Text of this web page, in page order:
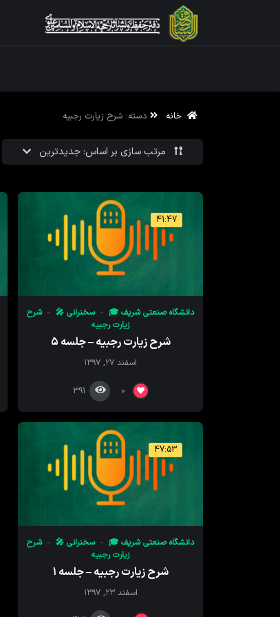
خانه دسته: شرح زیارت رجبیه
مرتب سازی بر اساس: جدیدترین
41:47
دانشگاه صنعتی شریف 🎓 سخنرانی 🎤
شرح
زیارت رجبیه
شرح زیارت رجبیه – جلسه ۵
اسفند ۲۷, ۱۳۹۷
0
391
47:53
دانشگاه صنعتی شریف 🎓 سخنرانی 🎤
شرح
زیارت رجبیه
شرح زیارت رجبیه – جلسه ۱
اسفند ۲۳, ۱۳۹۷